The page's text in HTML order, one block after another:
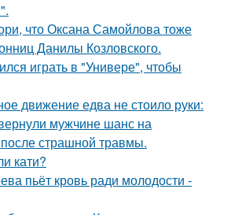
что Оксана Самойлова тоже
Данилы Козловского.
играть в "Универе", чтобы
движение едва не стоило руки:
мужчине шанс на
страшной травмы.
кати?
пьёт кровь ради молодости -